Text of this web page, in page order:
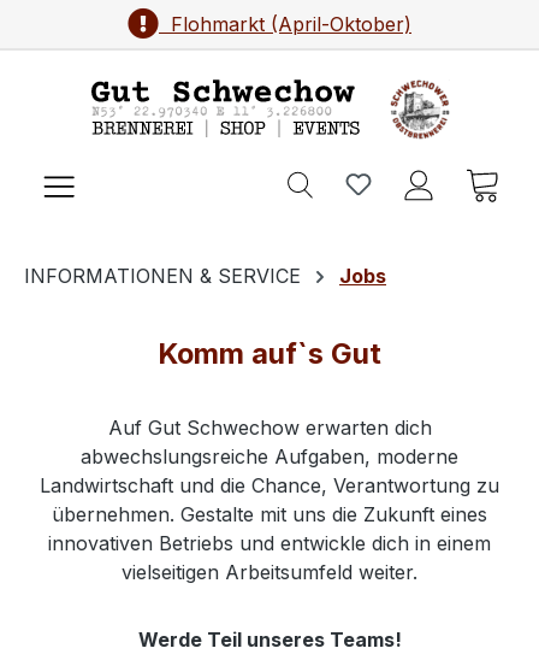
Zum Hauptinhalt springenFlohmarkt (April-Oktober)
INFORMATIONEN & SERVICE Jobs
Komm auf`s Gut
Auf Gut Schwechow erwarten dich
abwechslungsreiche Aufgaben, moderne
Landwirtschaft und die Chance, Verantwortung zu
übernehmen. Gestalte mit uns die Zukunft eines
innovativen Betriebs und entwickle dich in einem
vielseitigen Arbeitsumfeld weiter.
Werde Teil unseres Teams!